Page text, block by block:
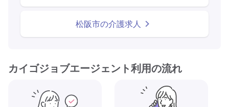
松阪市の介護求人
カイゴジョブエージェント利用の流れ